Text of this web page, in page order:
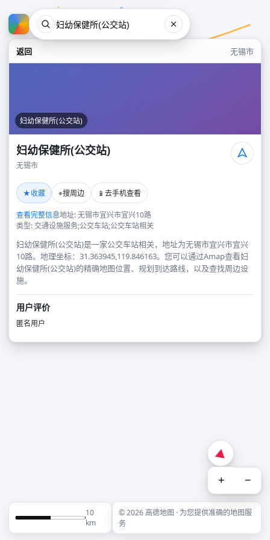
返回 无锡市
妇幼保健所(公交站)
妇幼保健所(公交站)
无锡市
★收藏 ⌖搜周边 📱 去手机查看
查看完整信息地址: 无锡市宜兴市宜兴10路
类型: 交通设施服务;公交车站;公交车站相关
妇幼保健所(公交站)是一家公交车站相关，地址为无锡市宜兴市宜兴
10路。地理坐标：31.363945,119.846163。您可以通过Amap查看妇
幼保健所(公交站)的精确地图位置、规划到达路线，以及查找周边设
施。
用户评价
匿名用户
+ −
10
km
© 2026 高德地图 · 为您提供准确的地图服
务